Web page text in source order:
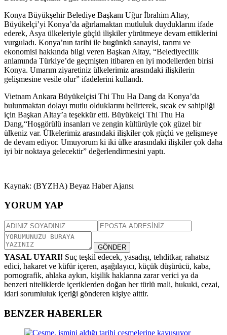
Konya Büyükşehir Belediye Başkanı Uğur İbrahim Altay,
Büyükelçi’yi Konya’da ağırlamaktan mutluluk duyduklarını ifade
ederek, Asya ülkeleriyle güçlü ilişkiler yürütmeye devam ettiklerini
vurguladı. Konya’nın tarihi ile bugünkü sanayisi, tarımı ve
ekonomisi hakkında bilgi veren Başkan Altay, “Belediyecilik
anlamında Türkiye’de geçmişten itibaren en iyi modellerden birisi
Konya. Umarım ziyaretiniz ülkelerimiz arasındaki ilişkilerin
gelişmesine vesile olur” ifadelerini kullandı.
Vietnam Ankara Büyükelçisi Thi Thu Ha Dang da Konya’da
bulunmaktan dolayı mutlu olduklarını belirterek, sıcak ev sahipliği
için Başkan Altay’a teşekkür etti. Büyükelçi Thi Thu Ha
Dang,“Hoşgörülü insanları ve zengin kültürüyle çok güzel bir
ülkeniz var. Ülkelerimiz arasındaki ilişkiler çok güçlü ve gelişmeye
de devam ediyor. Umuyorum ki iki ülke arasındaki ilişkiler çok daha
iyi bir noktaya gelecektir” değerlendirmesini yaptı.
Kaynak: (BYZHA) Beyaz Haber Ajansı
YORUM YAP
GÖNDER
YASAL UYARI! Suç teşkil edecek, yasadışı, tehditkar, rahatsız
edici, hakaret ve küfür içeren, aşağılayıcı, küçük düşürücü, kaba,
pornografik, ahlaka aykırı, kişilik haklarına zarar verici ya da
benzeri niteliklerde içeriklerden doğan her türlü mali, hukuki, cezai,
idari sorumluluk içeriği gönderen kişiye aittir.
BENZER HABERLER